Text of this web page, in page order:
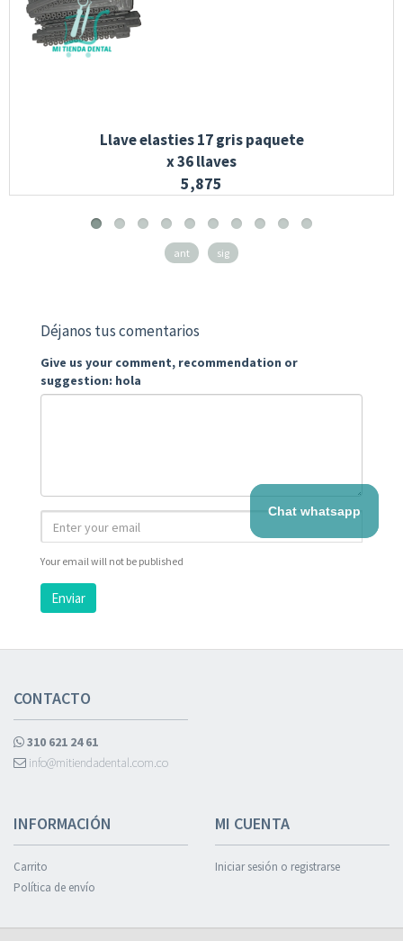
Llave elasties 17 gris paquete
x 36 llaves
5,875
ant sig
Déjanos tus comentarios
Give us your comment, recommendation or
suggestion: hola
Your email will not be published
Enviar
CONTACTO
310 621 24 61
info@mitiendadental.com.co
INFORMACIÓN
Carrito
Política de envío
MI CUENTA
Iniciar sesión o registrarse
Chat whatsapp